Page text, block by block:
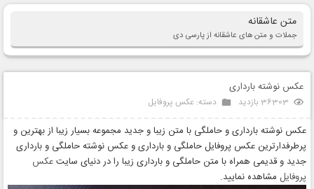
متن عاشقانه
جملات و متن های عاشقانه از پارسی دی
عکس نوشته بارداری
36303 بازدید دسته: عکس پروفایل
عکس نوشته بارداری و حاملگی با متن زیبا و جدید مجموعه بسیار زیبا از بهترین و
پرطرفدارترین عکس پروفایل حاملگی و بارداری و عکس نوشته حاملگی و بارداری
جدید و قدیمی همراه با متن حاملگی و بارداری زیبا را در دنیای سایت عکس
پروفایل مشاهده نمایید.